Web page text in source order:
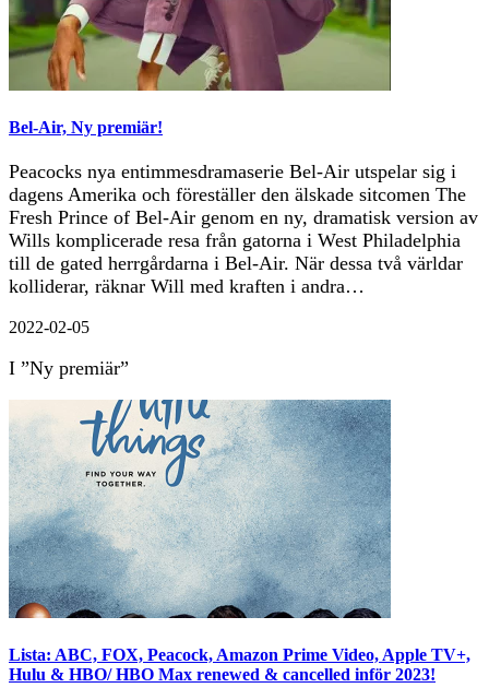
Bel-Air, Ny premiär!
Peacocks nya entimmesdramaserie Bel-Air utspelar sig i
dagens Amerika och föreställer den älskade sitcomen The
Fresh Prince of Bel-Air genom en ny, dramatisk version av
Wills komplicerade resa från gatorna i West Philadelphia
till de gated herrgårdarna i Bel-Air. När dessa två världar
kolliderar, räknar Will med kraften i andra…
2022-02-05
I ”Ny premiär”
Lista: ABC, FOX, Peacock, Amazon Prime Video, Apple TV+,
Hulu & HBO/ HBO Max renewed & cancelled inför 2023!